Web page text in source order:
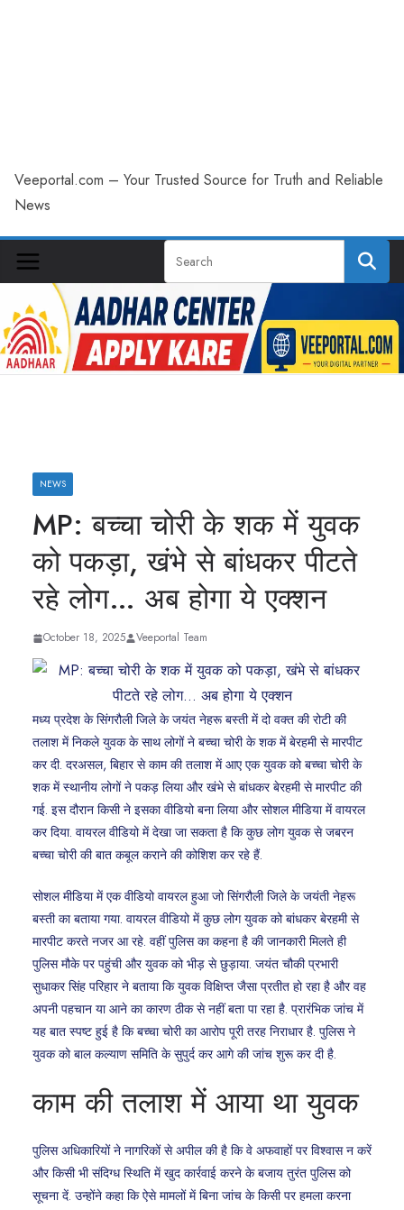
Veeportal.com – Your Trusted Source for Truth and Reliable
News
NEWS
MP: बच्चा चोरी के शक में युवक
को पकड़ा, खंभे से बांधकर पीटते
रहे लोग… अब होगा ये एक्शन
October 18, 2025 Veeportal Team
मध्य प्रदेश के सिंगरौली जिले के जयंत नेहरू बस्ती में दो वक्त की रोटी की
तलाश में निकले युवक के साथ लोगों ने बच्चा चोरी के शक में बेरहमी से मारपीट
कर दी. दरअसल, बिहार से काम की तलाश में आए एक युवक को बच्चा चोरी के
शक में स्थानीय लोगों ने पकड़ लिया और खंभे से बांधकर बेरहमी से मारपीट की
गई. इस दौरान किसी ने इसका वीडियो बना लिया और सोशल मीडिया में वायरल
कर दिया. वायरल वीडियो में देखा जा सकता है कि कुछ लोग युवक से जबरन
बच्चा चोरी की बात कबूल कराने की कोशिश कर रहे हैं.
सोशल मीडिया में एक वीडियो वायरल हुआ जो सिंगरौली जिले के जयंती नेहरू
बस्ती का बताया गया. वायरल वीडियो में कुछ लोग युवक को बांधकर बेरहमी से
मारपीट करते नजर आ रहे. वहीं पुलिस का कहना है की जानकारी मिलते ही
पुलिस मौके पर पहुंची और युवक को भीड़ से छुड़ाया. जयंत चौकी प्रभारी
सुधाकर सिंह परिहार ने बताया कि युवक विक्षिप्त जैसा प्रतीत हो रहा है और वह
अपनी पहचान या आने का कारण ठीक से नहीं बता पा रहा है. प्रारंभिक जांच में
यह बात स्पष्ट हुई है कि बच्चा चोरी का आरोप पूरी तरह निराधार है. पुलिस ने
युवक को बाल कल्याण समिति के सुपुर्द कर आगे की जांच शुरू कर दी है.
काम की तलाश में आया था युवक
पुलिस अधिकारियों ने नागरिकों से अपील की है कि वे अफवाहों पर विश्वास न करें
और किसी भी संदिग्ध स्थिति में खुद कार्रवाई करने के बजाय तुरंत पुलिस को
सूचना दें. उन्होंने कहा कि ऐसे मामलों में बिना जांच के किसी पर हमला करना